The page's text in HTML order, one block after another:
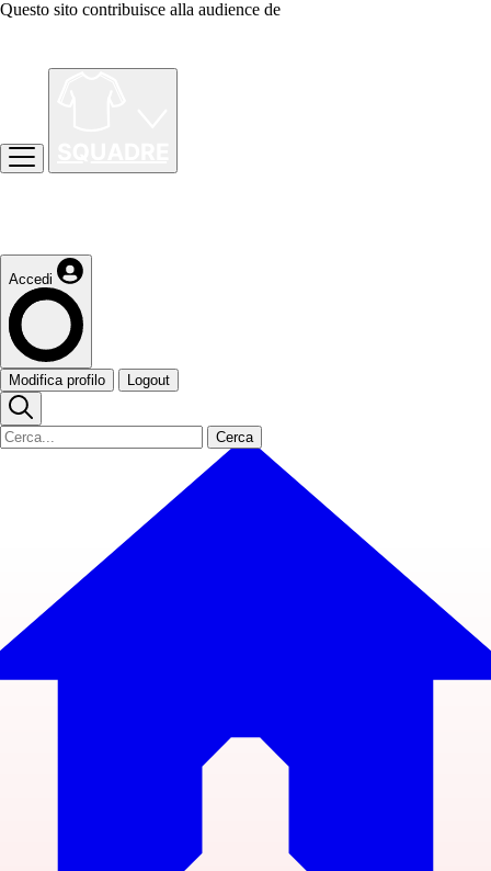
Questo sito contribuisce alla audience de
Accedi
Modifica profilo Logout
Cerca